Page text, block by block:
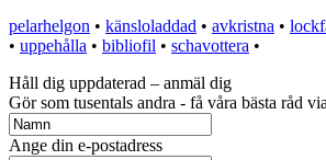
pelarhelgon • känsloladdad • avkristna •
• uppehålla • bibliofil • schavottera •
Håll dig uppdaterad – anmäl dig
Gör som tusentals andra - få våra bästa råd
Ange din e-postadress